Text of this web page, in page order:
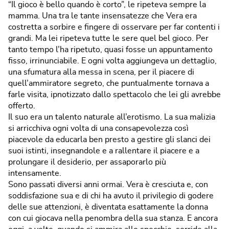
“Il gioco è bello quando è corto”, le ripeteva sempre la
mamma. Una tra le tante insensatezze che Vera era
costretta a sorbire e fingere di osservare per far contenti i
grandi. Ma lei ripeteva tutte le sere quel bel gioco. Per
tanto tempo l’ha ripetuto, quasi fosse un appuntamento
fisso, irrinunciabile. E ogni volta aggiungeva un dettaglio,
una sfumatura alla messa in scena, per il piacere di
quell’ammiratore segreto, che puntualmente tornava a
farle visita, ipnotizzato dallo spettacolo che lei gli avrebbe
offerto.
Il suo era un talento naturale all’erotismo. La sua malizia
si arricchiva ogni volta di una consapevolezza così
piacevole da educarla ben presto a gestire gli slanci dei
suoi istinti, insegnandole e a rallentare il piacere e a
prolungare il desiderio, per assaporarlo più
intensamente.
Sono passati diversi anni ormai. Vera è cresciuta e, con
soddisfazione sua e di chi ha avuto il privilegio di godere
delle sue attenzioni, è diventata esattamente la donna
con cui giocava nella penombra della sua stanza. E ancora